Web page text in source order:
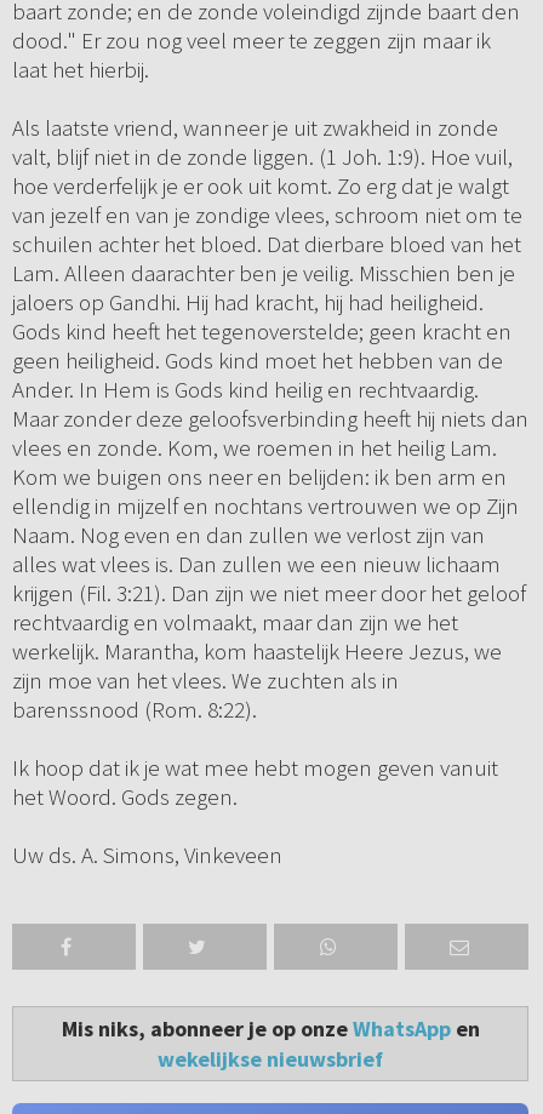
baart zonde; en de zonde voleindigd zijnde baart den
dood." Er zou nog veel meer te zeggen zijn maar ik
laat het hierbij.
Als laatste vriend, wanneer je uit zwakheid in zonde
valt, blijf niet in de zonde liggen. (1 Joh. 1:9). Hoe vuil,
hoe verderfelijk je er ook uit komt. Zo erg dat je walgt
van jezelf en van je zondige vlees, schroom niet om te
schuilen achter het bloed. Dat dierbare bloed van het
Lam. Alleen daarachter ben je veilig. Misschien ben je
jaloers op Gandhi. Hij had kracht, hij had heiligheid.
Gods kind heeft het tegenoverstelde; geen kracht en
geen heiligheid. Gods kind moet het hebben van de
Ander. In Hem is Gods kind heilig en rechtvaardig.
Maar zonder deze geloofsverbinding heeft hij niets dan
vlees en zonde. Kom, we roemen in het heilig Lam.
Kom we buigen ons neer en belijden: ik ben arm en
ellendig in mijzelf en nochtans vertrouwen we op Zijn
Naam. Nog even en dan zullen we verlost zijn van
alles wat vlees is. Dan zullen we een nieuw lichaam
krijgen (Fil. 3:21). Dan zijn we niet meer door het geloof
rechtvaardig en volmaakt, maar dan zijn we het
werkelijk. Marantha, kom haastelijk Heere Jezus, we
zijn moe van het vlees. We zuchten als in
barenssnood (Rom. 8:22).
Ik hoop dat ik je wat mee hebt mogen geven vanuit
het Woord. Gods zegen.
Uw ds. A. Simons, Vinkeveen
Mis niks, abonneer je op onzeWhatsAppen
wekelijkse nieuwsbrief